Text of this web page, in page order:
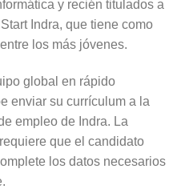
y recién titulados a
Indra, que tiene como
los más jóvenes.
global en rápido
enviar su currículum a la
empleo de Indra. La
que el candidato
los datos necesarios